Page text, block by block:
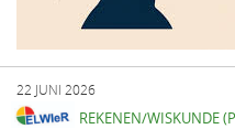
22 JUNI 2026
REKENEN/WISKUNDE